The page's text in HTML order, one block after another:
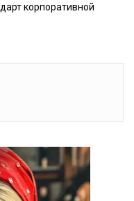
корпоративной